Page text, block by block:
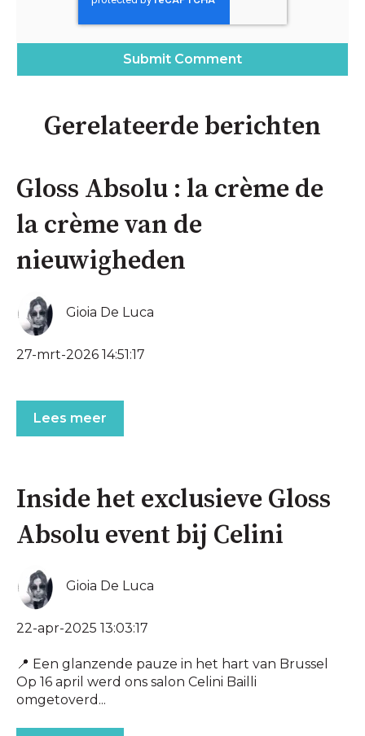
Gerelateerde berichten
Gloss Absolu : la crème de
la crème van de
nieuwigheden
Gioia De Luca
27-mrt-2026 14:51:17
Lees meer
Inside het exclusieve Gloss
Absolu event bij Celini
Gioia De Luca
22-apr-2025 13:03:17
📍 Een glanzende pauze in het hart van Brussel
Op 16 april werd ons salon Celini Bailli
omgetoverd...